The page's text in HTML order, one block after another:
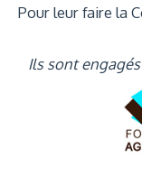
Pour leur faire la
Ils sont